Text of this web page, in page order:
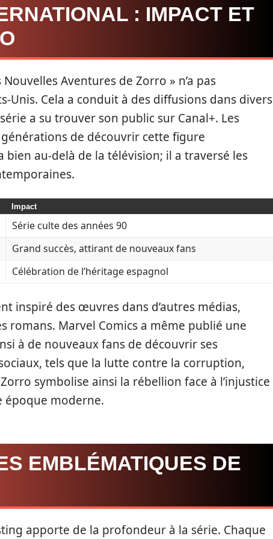
: IMPACT ET
Aventures de Zorro » n’a pas
Unis. Cela a conduit à des diffusions dans divers
a su trouver son public sur Canal+. Les
de découvrir cette figure
bien au-delà de la télévision; il a traversé les
Impact
Série culte des années 90
Grand succès, attirant de nouveaux fans
Célébration de l’héritage espagnol
inspiré des œuvres dans d’autres médias,
romans. Marvel Comics a même publié une
à de nouveaux fans de découvrir ses
tels que la lutte contre la corruption,
symbolise ainsi la rébellion face à l’injustice
époque moderne.
EMBLÉMATIQUES DE
apporte de la profondeur à la série. Chaque